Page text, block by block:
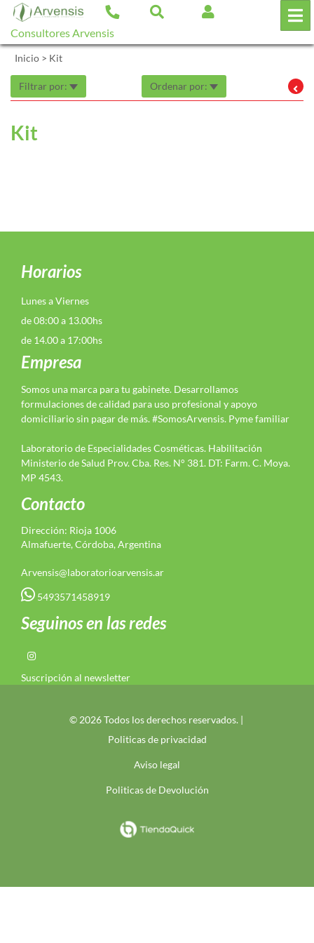
Consultores Arvensis
Inicio > Kit
Filtrar por: Ordenar por:
Kit
Horarios
Lunes a Viernes
de 08:00 a 13.00hs
de 14.00 a 17:00hs
Empresa
Somos una marca para tu gabinete. Desarrollamos
formulaciones de calidad para uso profesional y apoyo
domiciliario sin pagar de más. #SomosArvensis. Pyme familiar
Laboratorio de Especialidades Cosméticas. Habilitación
Ministerio de Salud Prov. Cba. Res. N° 381. DT: Farm. C. Moya.
MP 4543.
Contacto
Dirección: Rioja 1006
Almafuerte, Córdoba, Argentina
Arvensis@laboratorioarvensis.ar
5493571458919
Seguinos en las redes
Suscripción al newsletter
© 2026 Todos los derechos reservados. |
Politicas de privacidad
Aviso legal
Politicas de Devolución